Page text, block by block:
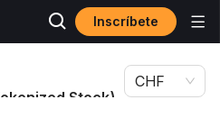
Inscríbete
de Uber (Ondo Tokenized Stock)
Stock)
CHF